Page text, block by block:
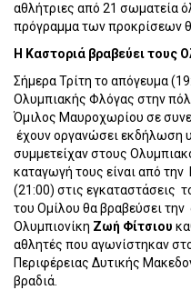
αθλήτριες από 21 σωματεία
πρόγραμμα των προκρίσεων
Η Καστοριά βραβεύει τους
Σήμερα Τρίτη το απόγευμα
Ολυμπιακής Φλόγας στην
Όμιλος Μαυροχωρίου σε
έχουν οργανώσει εκδήλωση
συμμετείχαν στους
καταγωγή τους είναι από την
(21:00) στις εγκαταστάσεις
του Ομίλου θα βραβεύσει την
Ολυμπιονίκη Ζωή Φίτσιου
αθλητές που αγωνίστηκαν
Περιφέρειας Δυτικής
βραδιά.